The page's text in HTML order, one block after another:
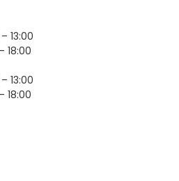
13:00
18:00
13:00
18:00